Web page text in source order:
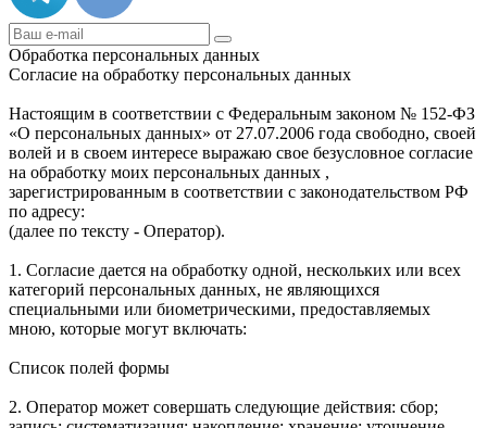
Обработка персональных данных
Согласие на обработку персональных данных
Настоящим в соответствии с Федеральным законом № 152-ФЗ
«О персональных данных» от 27.07.2006 года свободно, своей
волей и в своем интересе выражаю свое безусловное согласие
на обработку моих персональных данных ,
зарегистрированным в соответствии с законодательством РФ
по адресу:
(далее по тексту - Оператор).
1. Согласие дается на обработку одной, нескольких или всех
категорий персональных данных, не являющихся
специальными или биометрическими, предоставляемых
мною, которые могут включать:
Список полей формы
2. Оператор может совершать следующие действия: сбор;